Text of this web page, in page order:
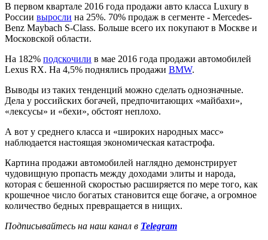
В первом квартале 2016 года продажи авто класса Luxury в
России выросли на 25%. 70% продаж в сегменте - Mercedes-
Benz Maybach S-Class. Больше всего их покупают в Москве и
Московской области.
На 182% подскочили в мае 2016 года продажи автомобилей
Lexus RX. На 4,5% поднялись продажи BMW.
Выводы из таких тенденций можно сделать однозначные.
Дела у российских богачей, предпочитающих «майбахи»,
«лексусы» и «бехи», обстоят неплохо.
А вот у среднего класса и «широких народных масс»
наблюдается настоящая экономическая катастрофа.
Картина продажи автомобилей наглядно демонстрирует
чудовищную пропасть между доходами элиты и народа,
которая с бешенной скоростью расширяется по мере того, как
крошечное число богатых становится еще богаче, а огромное
количество бедных превращается в нищих.
Подписывайтесь на наш канал в Telegram